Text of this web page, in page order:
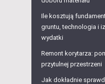
Ile kosztują
gruntu, technologia i
wydatki
Remont korytarza:
przytulnej przestrzeni
Jak dokładnie